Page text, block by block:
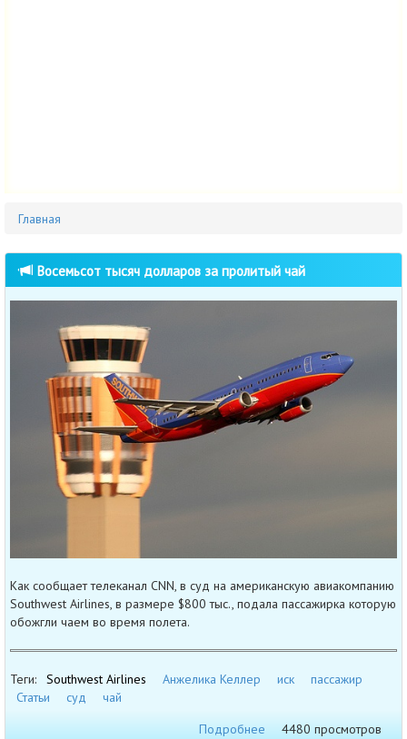
Главная
Восемьсот тысяч долларов за пролитый чай
Как сообщает телеканал CNN, в суд на американскую авиакомпанию
Southwest Airlines, в размере $800 тыс., подала пассажирка которую
обожгли чаем во время полета.
Теги: Southwest Airlines Анжелика Келлер иск
пассажир
Статьи
суд
чай
Подробнее
4480 просмотров